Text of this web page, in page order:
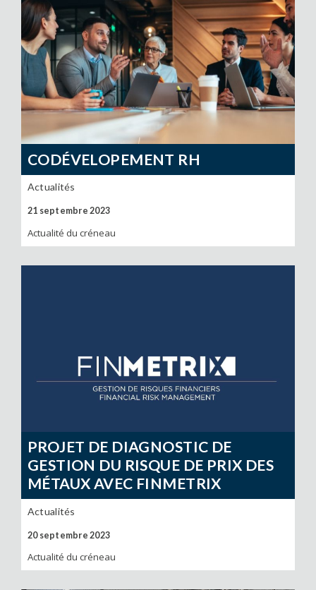
CODÉVELOPEMENT RH
Actualités
21 septembre 2023
Actualité du créneau
PROJET DE DIAGNOSTIC DE
GESTION DU RISQUE DE PRIX DES
MÉTAUX AVEC FINMETRIX
Actualités
20 septembre 2023
Actualité du créneau